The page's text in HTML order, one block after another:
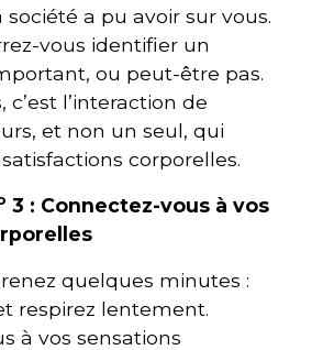
société a pu avoir sur vous.
vous identifier un
ou peut-être pas.
c’est l’interaction de
et non un seul, qui
corporelles.
3 : Connectez-vous à vos
quelques minutes :
respirez lentement.
à vos sensations